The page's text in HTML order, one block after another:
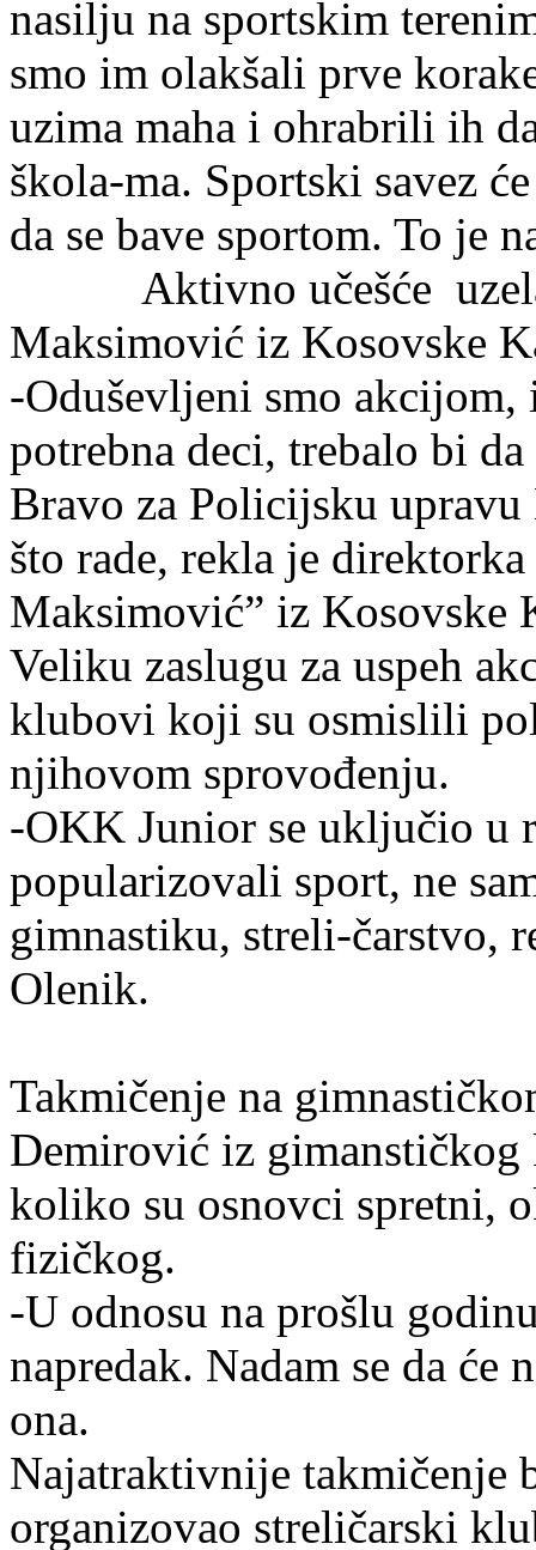
nasilju na sportskim
smo im olakšali prve
uzima maha i ohrabrili ih
škola-ma. Sportski savez
da se bave sportom. To je
Aktivno učešće uzela
Maksimović iz Kosovske
-Oduševljeni smo akcijom,
potrebna deci, trebalo bi
Bravo za Policijsku upravu
što rade, rekla je
Maksimović” iz Kosovske
Veliku zaslugu za uspeh
klubovi koji su osmislili
njihovom sprovođenju.
-OKK Junior se uključio u
popularizovali sport, ne
gimnastiku, streli-čarstvo,
Olenik.
Takmičenje na
Demirović iz
koliko su osnovci spretni,
fizičkog.
-U odnosu na prošlu
napredak. Nadam se da
ona.
Najatraktivnije takmičenje
organizovao streličarski